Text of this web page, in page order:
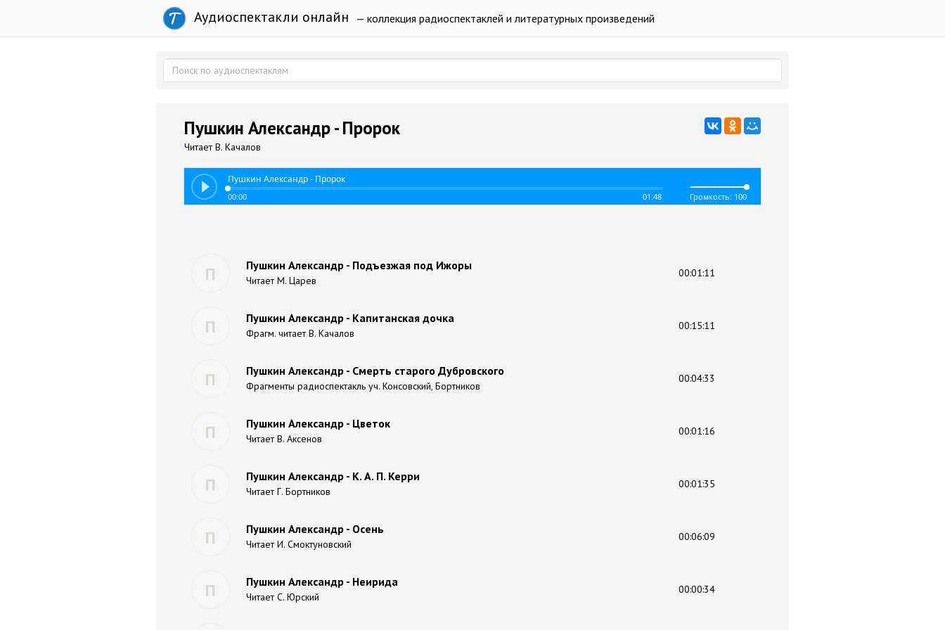
Аудиоспектакли онлайн — коллекция радиоспектаклей и литературных произведений
Пушкин Александр - Пророк
Читает В. Качалов
Пушкин Александр - Пророк
00:00 01:48 Громкость: 100
П Пушкин Александр - Подъезжая под Ижоры
Читает М. Царев
00:01:11
П Пушкин Александр - Капитанская дочка
Фрагм. читает В. Качалов
00:15:11
П Пушкин Александр - Смерть старого Дубровского
Фрагменты радиоспектакль уч. Консовский, Бортников
00:04:33
П Пушкин Александр - Цветок
Читает В. Аксенов
00:01:16
П Пушкин Александр - К. А. П. Керри
Читает Г. Бортников
00:01:35
П Пушкин Александр - Осень
Читает И. Смоктуновский
00:06:09
П Пушкин Александр - Неирида
Читает С. Юрский
00:00:34